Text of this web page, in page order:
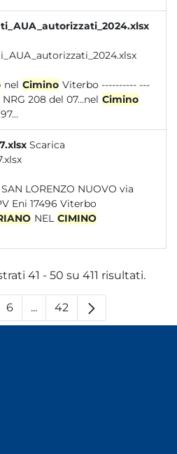
nel Cimino Viterbo ---------- ---
208 del 07...nel Cimino
Scarica
LORENZO NUOVO via
Cassia km 124 PV Eni 17496 Viterbo
NEL CIMINO
41 - 50 su 411 risultati.
Pagina
6 ...Pagine intermedie
Pagina
42